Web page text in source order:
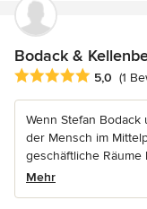
Bodack &
Durchschnittliche
5,0 (1
Wenn Stefan
der Mensch im
geschäftliche Räume
Mehr